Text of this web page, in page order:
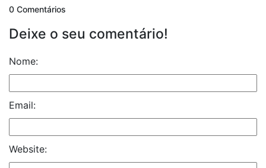
0 Comentários
Deixe o seu comentário!
Nome:
Email:
Website: